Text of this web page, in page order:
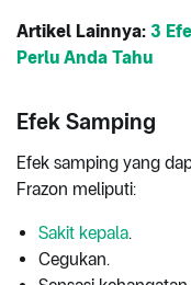
Artikel Lainnya: 3
Perlu Anda Tahu
Efek Samping
Efek samping yang
Frazon meliputi:
Sakit kepala.
Cegukan.